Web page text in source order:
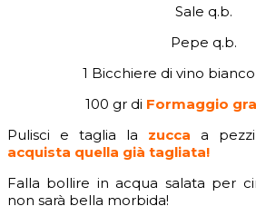
Sale q.b.
Pepe q.b.
1 Bicchiere di vino
100 gr di Formaggio
Pulisci e taglia la zucca a
acquista quella già tagliata!
Falla bollire in acqua salata per
non sarà bella morbida!